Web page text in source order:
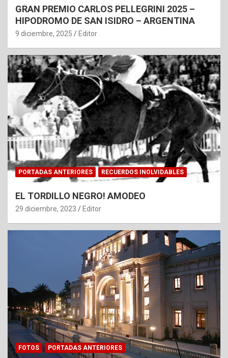
GRAN PREMIO CARLOS PELLEGRINI 2025 –
HIPODROMO DE SAN ISIDRO – ARGENTINA
9 diciembre, 2025 Editor
PORTADAS ANTERIORES RECUERDOS INOLVIDABLES
EL TORDILLO NEGRO! AMODEO
29 diciembre, 2023 Editor
FOTOS PORTADAS ANTERIORES